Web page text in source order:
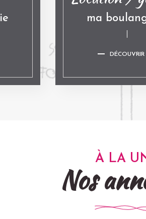
ma
DÉCOUVRIR
À LA
Nos